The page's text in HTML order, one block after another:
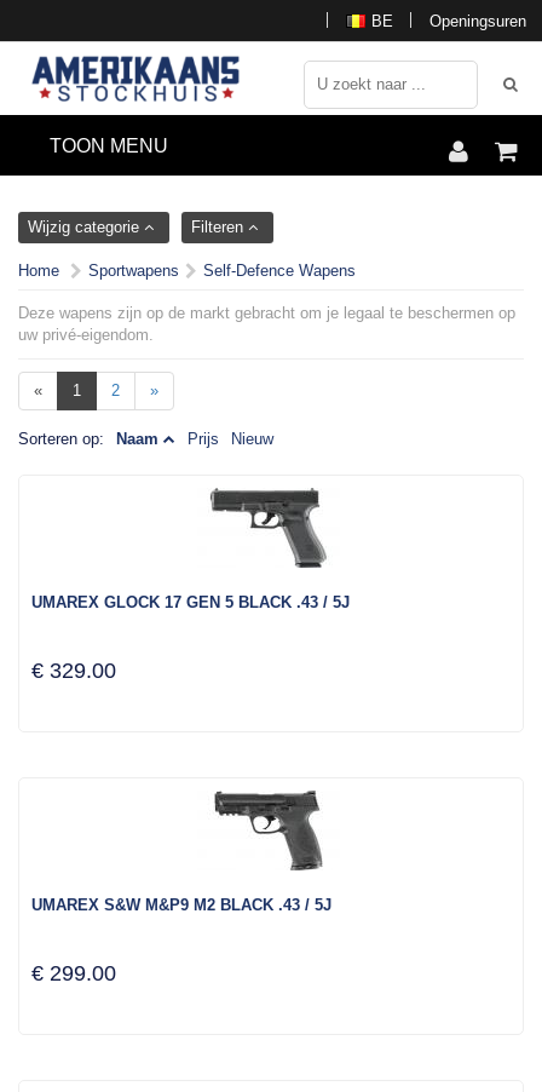
Openingsuren
BE
TOON MENU
Wijzig categorie Filteren
Home Sportwapens Self-Defence Wapens
Deze wapens zijn op de markt gebracht om je legaal te beschermen op
uw privé-eigendom.
« 1 2 »
Sorteren op: Naam Prijs Nieuw
UMAREX GLOCK 17 GEN 5 BLACK .43 / 5J
€ 329.00
UMAREX S&W M&P9 M2 BLACK .43 / 5J
€ 299.00